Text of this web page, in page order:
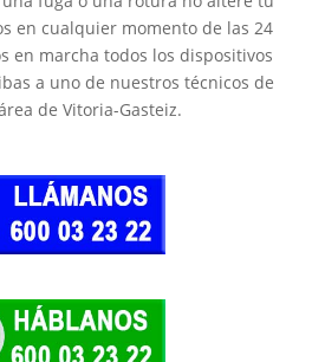
en cualquier momento de las 24
en marcha todos los dispositivos
a uno de nuestros técnicos de
de Vitoria-Gasteiz.